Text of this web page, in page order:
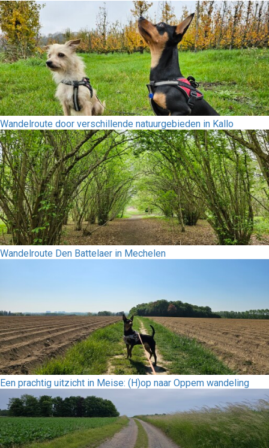
Wandelroute door verschillende natuurgebieden in Kallo
Wandelroute Den Battelaer in Mechelen
Een prachtig uitzicht in Meise: (H)op naar Oppem wandeling